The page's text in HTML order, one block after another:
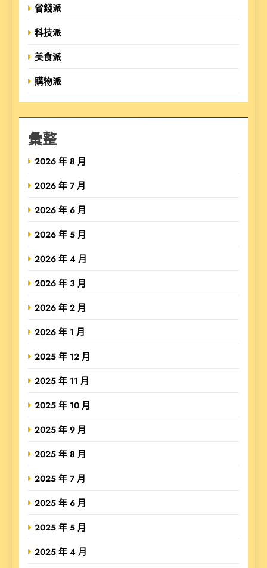
省錢派
科技派
美食派
購物派
彙整
2026 年 8 月
2026 年 7 月
2026 年 6 月
2026 年 5 月
2026 年 4 月
2026 年 3 月
2026 年 2 月
2026 年 1 月
2025 年 12 月
2025 年 11 月
2025 年 10 月
2025 年 9 月
2025 年 8 月
2025 年 7 月
2025 年 6 月
2025 年 5 月
2025 年 4 月